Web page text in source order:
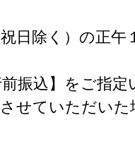
日除く）の正午
振込】をご指定
せていただいた